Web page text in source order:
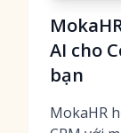
AI cho
bạn
MokaHR